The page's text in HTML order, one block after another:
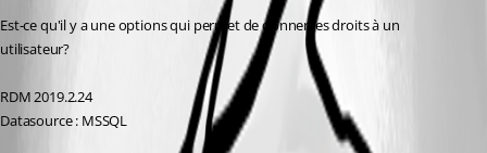
Est-ce qu'il y a une options qui permet de donner les droits à un
utilisateur?
RDM 2019.2.24
Datasource : MSSQL